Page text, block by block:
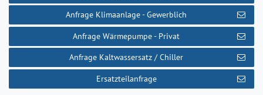
Anfrage Klimaanlage - Gewerblich
Anfrage Wärmepumpe - Privat
Anfrage Kaltwassersatz / Chiller
Ersatzteilanfrage